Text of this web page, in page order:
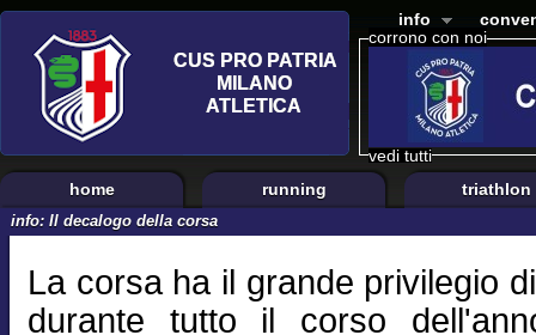
corrono con noi
vedi tutti
info
home running triathlon
info: Il decalogo della corsa
La corsa ha il grande privilegio
durante tutto il corso